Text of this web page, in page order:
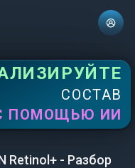
СОСТАВ
ПОМОЩЬЮ ИИ
Retinol+ - Разбор